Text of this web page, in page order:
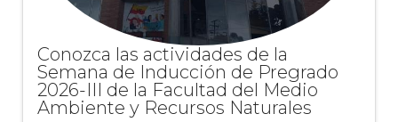
Conozca las actividades de la
Semana de Inducción de Pregrado
2026-III de la Facultad del Medio
Ambiente y Recursos Naturales